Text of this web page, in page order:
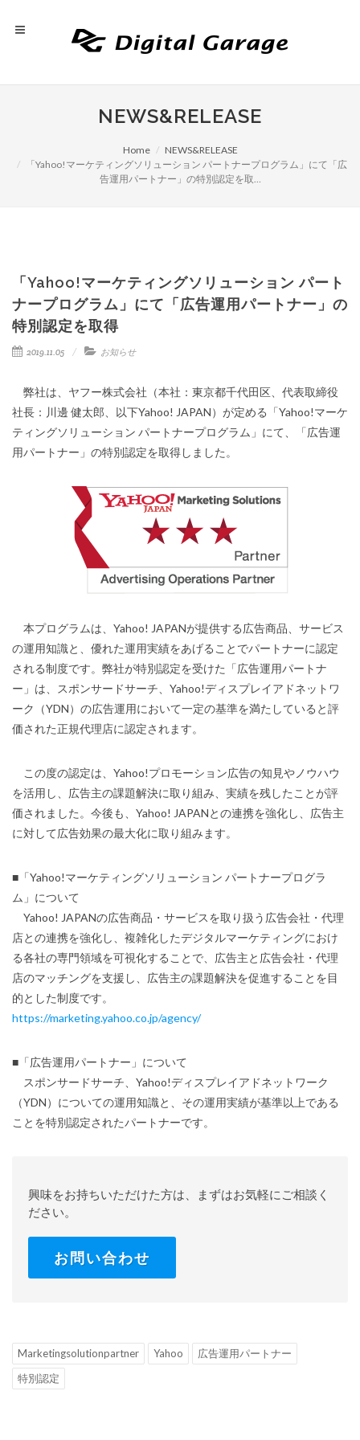
NEWS&RELEASE
Home
NEWS&RELEASE
「Yahoo!マーケティングソリューション パートナープログラム」にて「広
告運用パートナー」の特別認定を取…
「Yahoo!マーケティングソリューション パート
ナープログラム」にて「広告運用パートナー」の
特別認定を取得
2019.11.05 お知らせ
弊社は、ヤフー株式会社（本社：東京都千代田区、代表取締役
社長：川邊 健太郎、以下Yahoo! JAPAN）が定める「Yahoo!マーケ
ティングソリューション パートナープログラム」にて、「広告運
用パートナー」の特別認定を取得しました。
本プログラムは、Yahoo! JAPANが提供する広告商品、サービス
の運用知識と、優れた運用実績をあげることでパートナーに認定
される制度です。弊社が特別認定を受けた「広告運用パートナ
ー」は、スポンサードサーチ、Yahoo!ディスプレイアドネットワ
ーク（YDN）の広告運用において一定の基準を満たしていると評
価された正規代理店に認定されます。
この度の認定は、Yahoo!プロモーション広告の知見やノウハウ
を活用し、広告主の課題解決に取り組み、実績を残したことが評
価されました。今後も、Yahoo! JAPANとの連携を強化し、広告主
に対して広告効果の最大化に取り組みます。
■「Yahoo!マーケティングソリューション パートナープログラ
ム」について
Yahoo! JAPANの広告商品・サービスを取り扱う広告会社・代理
店との連携を強化し、複雑化したデジタルマーケティングにおけ
る各社の専門領域を可視化することで、広告主と広告会社・代理
店のマッチングを支援し、広告主の課題解決を促進することを目
的とした制度です。
https://marketing.yahoo.co.jp/agency/
■「広告運用パートナー」について
スポンサードサーチ、Yahoo!ディスプレイアドネットワーク
（YDN）についての運用知識と、その運用実績が基準以上である
ことを特別認定されたパートナーです。
興味をお持ちいただけた方は、まずはお気軽にご相談く
ださい。
お問い合わせ
Marketingsolutionpartner Yahoo
広告運用パートナー
特別認定